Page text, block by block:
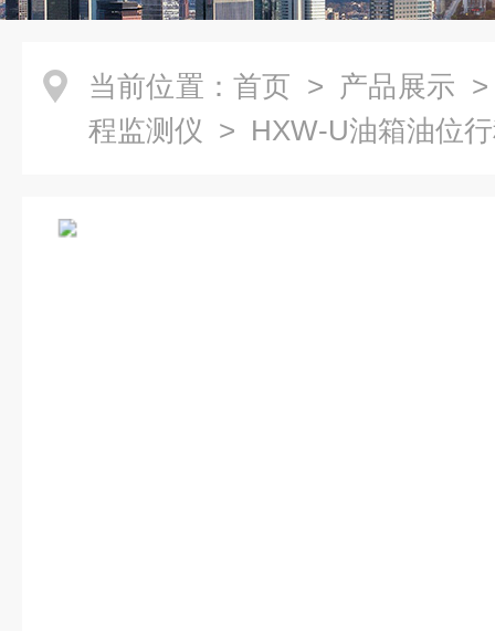
当前位置： 首页 > 产品展示
程监测仪 > HXW-U油箱油位